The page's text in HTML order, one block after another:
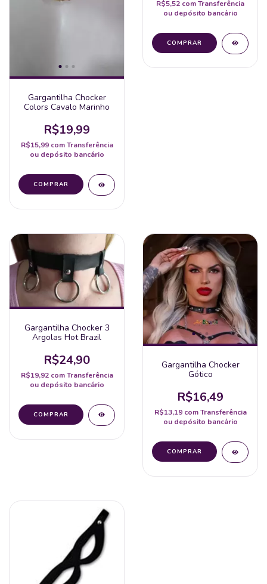
Gargantilha Chocker
Colors Cavalo Marinho
R$19,99
R$15,99 com Transferência
ou depósito bancário
R$5,52 comTransferência
ou depósito bancário
Gargantilha Chocker 3
Argolas Hot Brazil
R$24,90
R$19,92 com Transferência
ou depósito bancário
Gargantilha Chocker
Gótico
R$16,49
R$13,19 com Transferência
ou depósito bancário